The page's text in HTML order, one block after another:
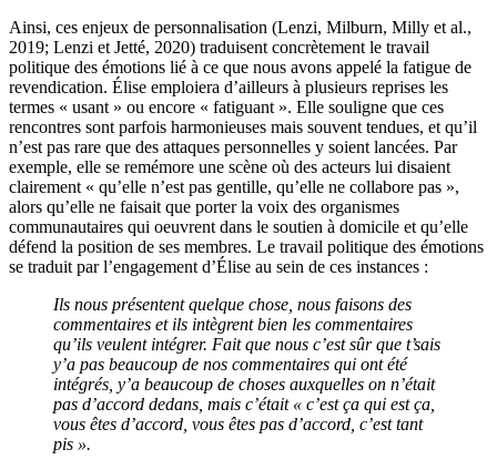
Ainsi, ces enjeux de personnalisation (Lenzi, Milburn, Milly et al.,
2019; Lenzi et Jetté, 2020) traduisent concrètement le travail
politique des émotions lié à ce que nous avons appelé la fatigue de
revendication. Élise emploiera d’ailleurs à plusieurs reprises les
termes « usant » ou encore « fatiguant ». Elle souligne que ces
rencontres sont parfois harmonieuses mais souvent tendues, et qu’il
n’est pas rare que des attaques personnelles y soient lancées. Par
exemple, elle se remémore une scène où des acteurs lui disaient
clairement « qu’elle n’est pas gentille, qu’elle ne collabore pas »,
alors qu’elle ne faisait que porter la voix des organismes
communautaires qui oeuvrent dans le soutien à domicile et qu’elle
défend la position de ses membres. Le travail politique des émotions
se traduit par l’engagement d’Élise au sein de ces instances :
Ils nous présentent quelque chose, nous faisons des
commentaires et ils intègrent bien les commentaires
qu’ils veulent intégrer. Fait que nous c’est sûr que t’sais
y’a pas beaucoup de nos commentaires qui ont été
intégrés, y’a beaucoup de choses auxquelles on n’était
pas d’accord dedans, mais c’était « c’est ça qui est ça,
vous êtes d’accord, vous êtes pas d’accord, c’est tant
pis ».